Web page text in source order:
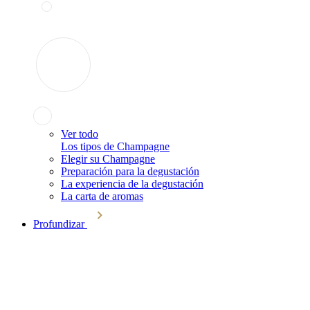
Ver todo
Los tipos de Champagne
Elegir su Champagne
Preparación para la degustación
La experiencia de la degustación
La carta de aromas
Profundizar